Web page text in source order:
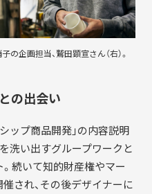
の企画担当、鷲田顕宣さん（右）。
の出会い
ップ商品開発」の内容説明
洗い出すグループワークと
続いて知的財産権やマー
され、その後デザイナーに